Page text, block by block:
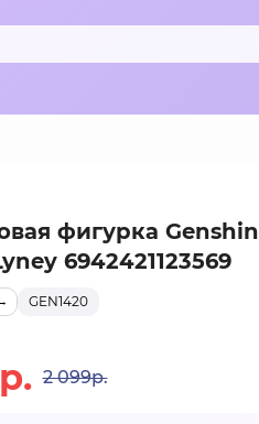
фигурка
6942421123569
GEN1420
2 099р.